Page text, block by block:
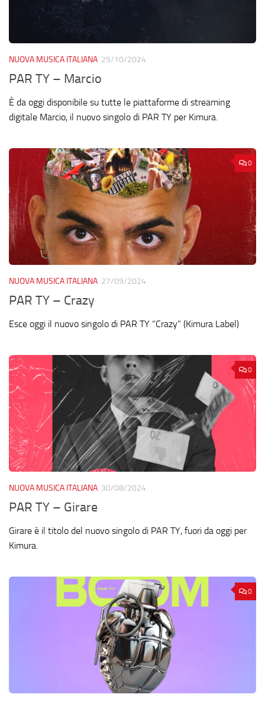
NUOVA MUSICA ITALIANA 25/10/2024
PAR TY – Marcio
È da oggi disponibile su tutte le piattaforme di streaming
digitale Marcio, il nuovo singolo di PAR TY per Kimura.
0
NUOVA MUSICA ITALIANA 27/09/2024
PAR TY – Crazy
Esce oggi il nuovo singolo di PAR TY “Crazy” (Kimura Label)
0
NUOVA MUSICA ITALIANA 30/08/2024
PAR TY – Girare
Girare è il titolo del nuovo singolo di PAR TY, fuori da oggi per
Kimura.
0